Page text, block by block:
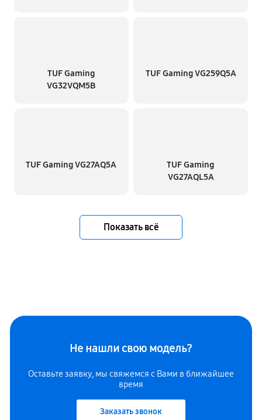
TUF Gaming
VG32VQM5B
TUF Gaming VG259Q5A
TUF Gaming VG27AQ5A
TUF Gaming
VG27AQL5A
Показать всё
Не нашли свою модель?
Оставьте заявку, мы свяжемся с Вами в ближайшее
время
Заказать звонок